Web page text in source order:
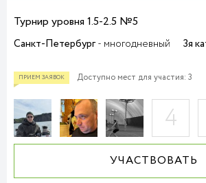
Турнир уровня 1.5-2.5 №5
Санкт-Петербург- многодневный 3я
Доступно мест для участия: 3
4
УЧАСТВОВАТЬ